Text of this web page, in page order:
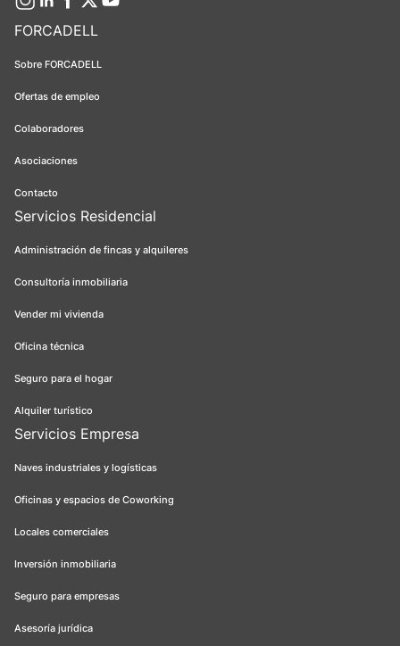
FORCADELL
Sobre FORCADELL
Ofertas de empleo
Colaboradores
Asociaciones
Contacto
Servicios Residencial
Administración de fincas y alquileres
Consultoría inmobiliaria
Vender mi vivienda
Oficina técnica
Seguro para el hogar
Alquiler turístico
Servicios Empresa
Naves industriales y logísticas
Oficinas y espacios de Coworking
Locales comerciales
Inversión inmobiliaria
Seguro para empresas
Asesoría jurídica